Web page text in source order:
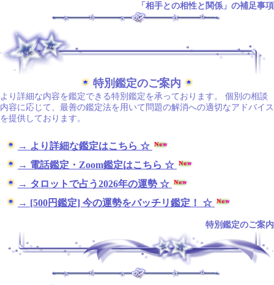
「相手との相性と関係」の補足事項
特別鑑定のご案内
より詳細な内容を鑑定できる特別鑑定を承っております。 個別の相談
内容に応じて、最善の鑑定法を用いて問題の解消への適切なアドバイス
を提供しております。
→ より詳細な鑑定はこちら ☆
→ 電話鑑定・Zoom鑑定はこちら ☆
→ タロットで占う2026年の運勢 ☆
→ [500円鑑定] 今の運勢をバッチリ鑑定！ ☆
特別鑑定のご案内